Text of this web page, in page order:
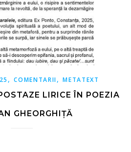
,COMENTARII,METATEXT
LIRICE ÎN POEZIA
GHEORGHIȚĂ